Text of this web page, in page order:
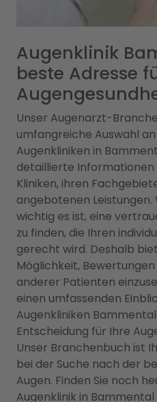
Augenklinik
beste Adresse
Unser Augenarzt-
umfangreiche Auswahl
Augenkliniken in
detaillierte Informationen
Kliniken, ihren
angebotenen Leistungen.
wichtig es ist, eine
zu finden, die Ihren
gerecht wird. Deshalb
Möglichkeit,
anderer Patienten
einen umfassenden
Augenkliniken
Entscheidung für Ihre
Unser Branchenbuch ist
bei der Suche nach der
Augen. Finden Sie noch
Augenklinik in